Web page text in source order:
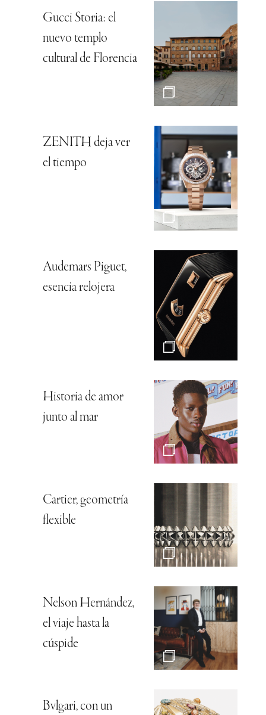
Gucci Storia: el
nuevo templo
cultural de Florencia
ZENITH deja ver
el tiempo
Audemars Piguet,
esencia relojera
Historia de amor
junto al mar
Cartier, geometría
flexible
Nelson Hernández,
el viaje hasta la
cúspide
Bvlgari, con un